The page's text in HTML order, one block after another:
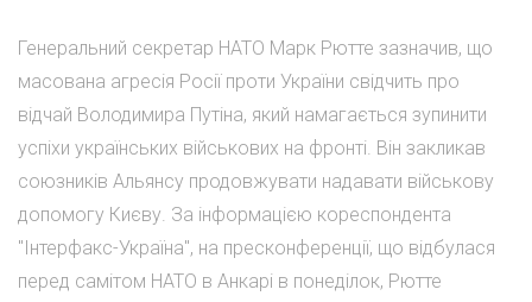
Генеральний секретар НАТО Марк Рютте зазначив, що
масована агресія Росії проти України свідчить про
відчай Володимира Путіна, який намагається зупинити
успіхи українських військових на фронті. Він закликав
союзників Альянсу продовжувати надавати військову
допомогу Києву. За інформацією кореспондента
"Інтерфакс-Україна", на пресконференції, що відбулася
перед самітом НАТО в Анкарі в понеділок, Рютте